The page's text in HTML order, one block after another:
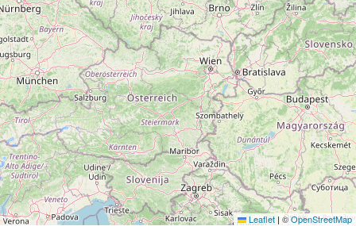
Leaflet | ©OpenStreetMap